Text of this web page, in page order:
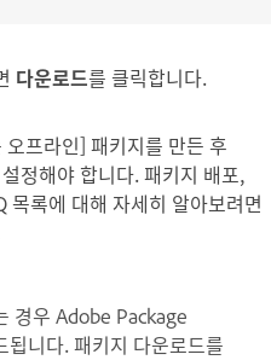
다운로드를 클릭합니다.
프라인] 패키지를 만든 후
정해야 합니다. 패키지 배포,
목록에 대해 자세히 알아보려면
경우 Adobe Package
니다. 패키지 다운로드를